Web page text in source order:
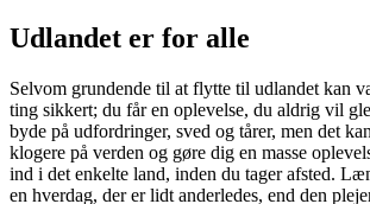
Udlandet er for alle
Selvom grundende til at flytte til udlandet kan
ting sikkert; du får en oplevelse, du aldrig vil
byde på udfordringer, sved og tårer, men det
klogere på verden og gøre dig en masse
ind i det enkelte land, inden du tager afsted.
en hverdag, der er lidt anderledes, end den